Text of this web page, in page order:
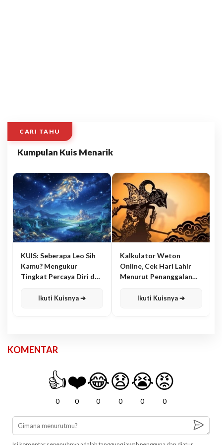
CARI TAHU
Kumpulan Kuis Menarik
KUIS: Seberapa Leo Sih
Kamu? Mengukur
Tingkat Percaya Diri dan
Ikuti Kuisnya ➔
Kalkulator Weton
Online, Cek Hari Lahir
Menurut Penanggalan
Ikuti Kuisnya ➔
KOMENTAR
👍
0
❤️
0
😂
0
😧
0
😭
0
😡
0